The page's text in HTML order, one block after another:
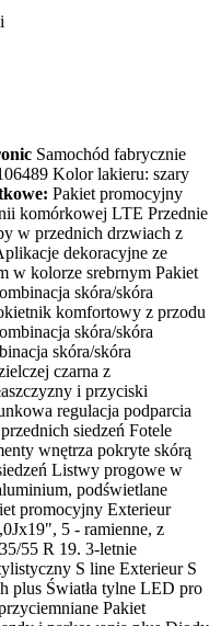
Samochód fabrycznie
Kolor lakieru: szary
Pakiet promocyjny
komórkowej LTE Przednie
w przednich drzwiach z
dekoracyjne ze
w kolorze srebrnym Pakiet
skóra/skóra
komfortowy z przodu
skóra/skóra
skóra/skóra
czarna z
i przyciski
regulacja podparcia
siedzeń Fotele
wnętrza pokryte skórą
Listwy progowe w
podświetlane
promocyjny Exterieur
5 - ramienne, z
55 R 19. 3-letnie
S line Exterieur S
plus Światła tylne LED pro
Pakiet